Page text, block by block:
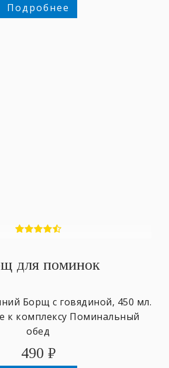
Подробнее
для поминок
Борщ с говядиной, 450 мл.
к комплексу Поминальный
обед
490 ₽